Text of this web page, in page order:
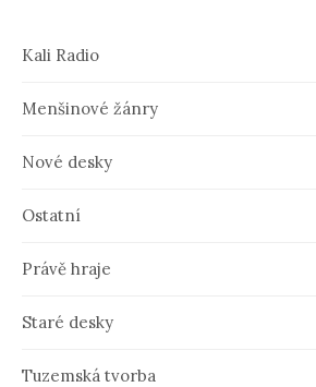
Kali Radio
Menšinové žánry
Nové desky
Ostatní
Právě hraje
Staré desky
Tuzemská tvorba